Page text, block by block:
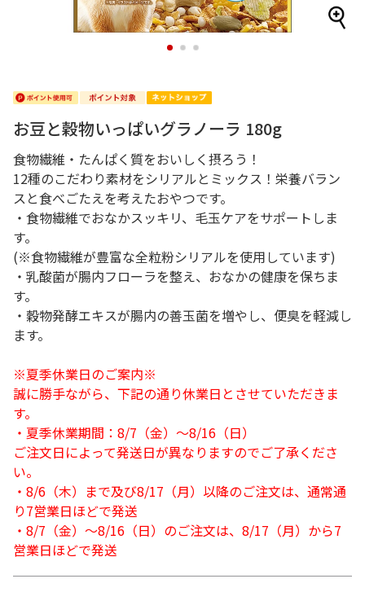
1 2 3
お豆と穀物いっぱいグラノーラ 180g
食物繊維・たんぱく質をおいしく摂ろう！
12種のこだわり素材をシリアルとミックス！栄養バラン
スと食べごたえを考えたおやつです。
・食物繊維でおなかスッキリ、毛玉ケアをサポートしま
す。
(※食物繊維が豊富な全粒粉シリアルを使用しています)
・乳酸菌が腸内フローラを整え、おなかの健康を保ちま
す。
・穀物発酵エキスが腸内の善玉菌を増やし、便臭を軽減し
ます。
※夏季休業日のご案内※
誠に勝手ながら、下記の通り休業日とさせていただきま
す。
・夏季休業期間：8/7（金）～8/16（日）
ご注文日によって発送日が異なりますのでご了承くださ
い。
・8/6（木）まで及び8/17（月）以降のご注文は、通常通
り7営業日ほどで発送
・8/7（金）～8/16（日）のご注文は、8/17（月）から7
営業日ほどで発送